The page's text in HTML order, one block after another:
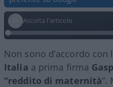
Ascolta l'articolo
Non sono d’accordo
Italia a prima firma
“reddito di maternità”.